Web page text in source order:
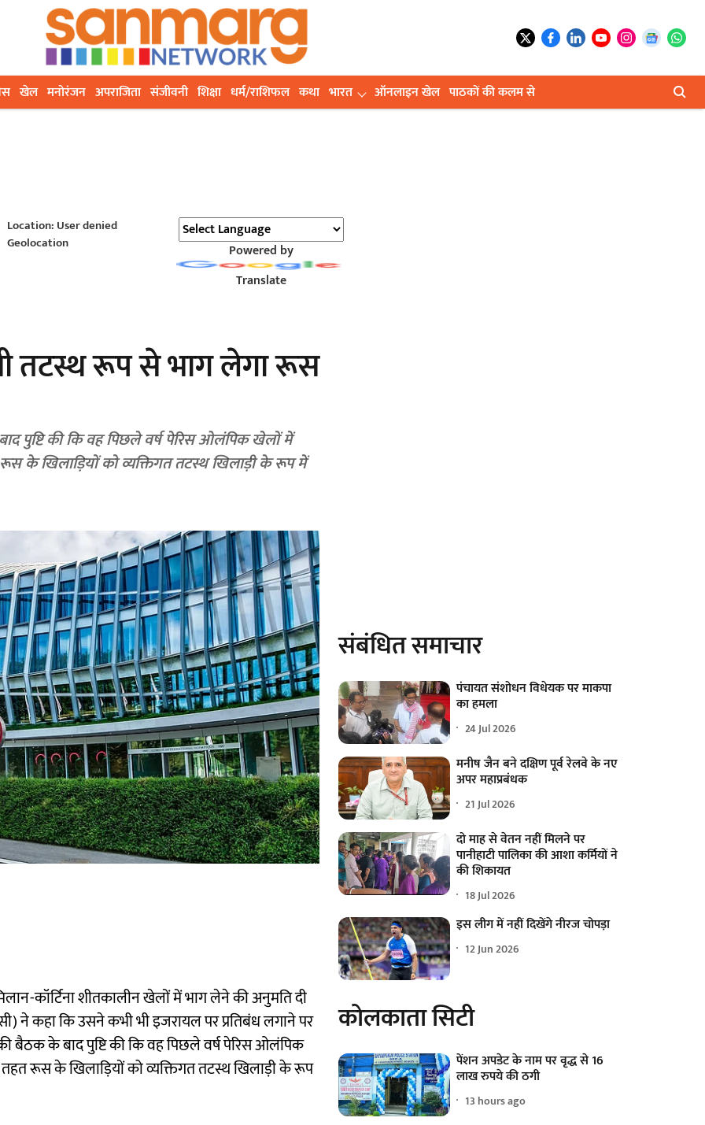
खेल मनोरंजन अपराजिता संजीवनी शिक्षा धर्म/राशिफल कथा भारत ऑनलाइन खेल पाठकों की कलम से
Location: User denied
Geolocation
Powered by
Translate
तटस्थ रूप से भाग लेगा रूस
पुष्टि की कि वह पिछले वर्ष पेरिस ओलंपिक खेलों में
के खिलाड़ियों को व्यक्तिगत तटस्थ खिलाड़ी के रूप में
कॉर्टिना शीतकालीन खेलों में भाग लेने की अनुमति दी
ने कहा कि उसने कभी भी इजरायल पर प्रतिबंध लगाने पर
बैठक के बाद पुष्टि की कि वह पिछले वर्ष पेरिस ओलंपिक
रूस के खिलाड़ियों को व्यक्तिगत तटस्थ खिलाड़ी के रूप
संबंधित समाचार
पंचायत संशोधन विधेयक पर माकपा
का हमला
24 Jul 2026
मनीष जैन बने दक्षिण पूर्व रेलवे के नए
अपर महाप्रबंधक
21 Jul 2026
दो माह से वेतन नहीं मिलने पर
पानीहाटी पालिका की आशा कर्मियों ने
की शिकायत
18 Jul 2026
इस लीग में नहीं दिखेंगे नीरज चोपड़ा
12 Jun 2026
कोलकाता सिटी
पेंशन अपडेट के नाम पर वृद्ध से 16
लाख रुपये की ठगी
13 hours ago